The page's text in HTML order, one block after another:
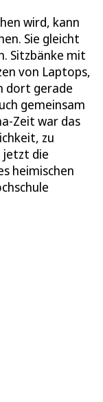
wird, kann
Sie gleicht
Sitzbänke mit
von Laptops,
dort gerade
gemeinsam
Zeit war das
zu
jetzt die
heimischen